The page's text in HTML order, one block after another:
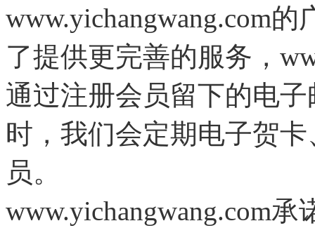
www.yichangwang.com的
了提供更完善的服务，
通过注册会员留下的电
时，我们会定期电子贺
员。
www.yichangwang.com承